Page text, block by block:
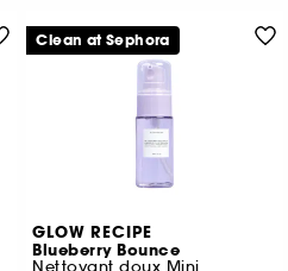
GLOW RECIPE
Blueberry Bounce
Nettoyant doux Mini
Clean at Sephora